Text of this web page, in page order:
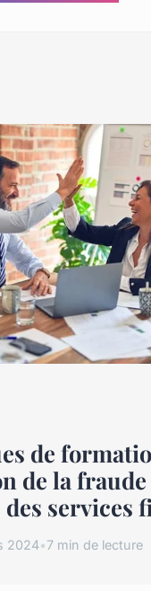
de
de la
des services
2024•7 min de lecture